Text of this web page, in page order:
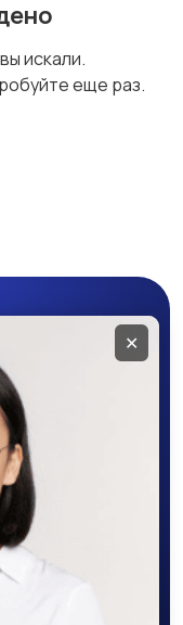
искали.
еще раз.
Play –
мобильном
✕